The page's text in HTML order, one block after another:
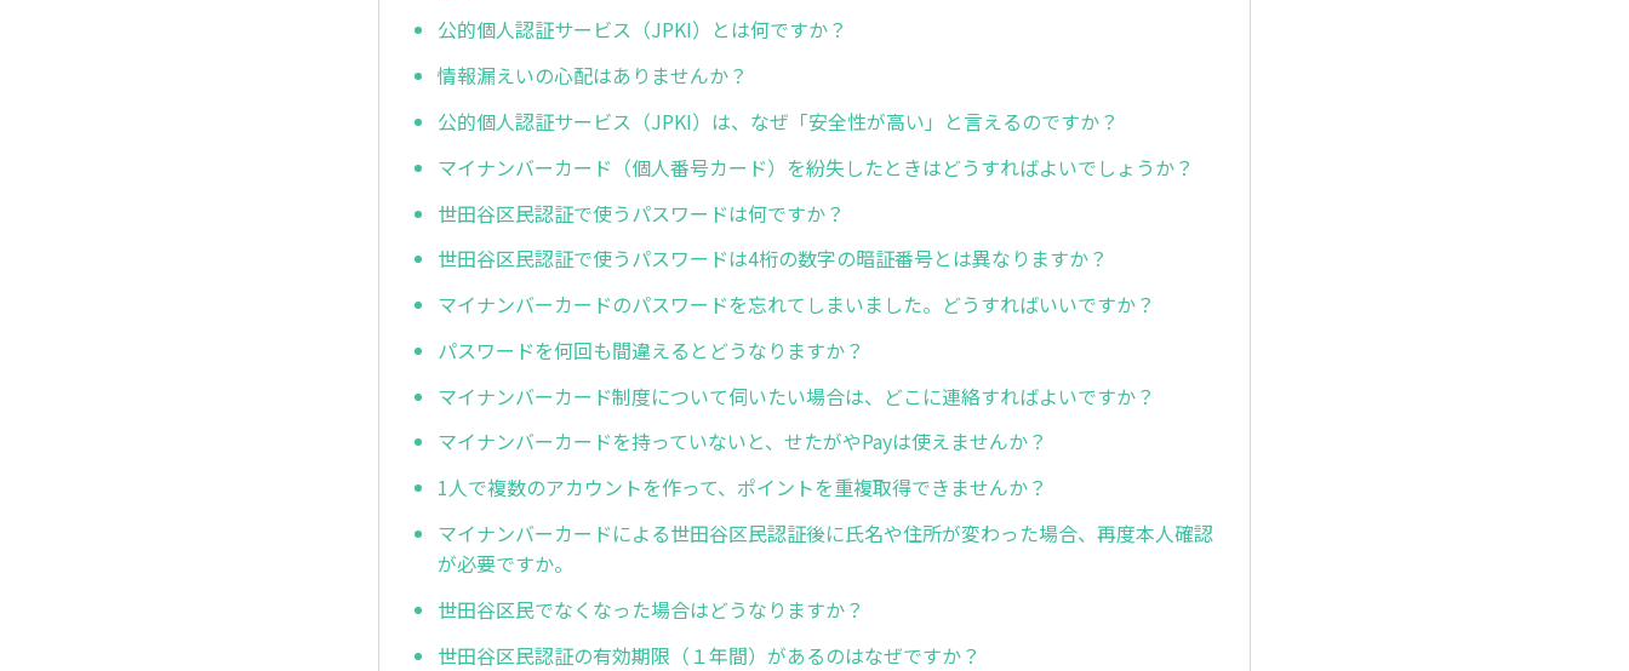
公的個人認証サービス（JPKI）とは何ですか？
情報漏えいの心配はありませんか？
公的個人認証サービス（JPKI）は、なぜ「安全性が高い」と言えるのですか？
マイナンバーカード（個人番号カード）を紛失したときはどうすればよいでしょうか？
世田谷区民認証で使うパスワードは何ですか？
世田谷区民認証で使うパスワードは4桁の数字の暗証番号とは異なりますか？
マイナンバーカードのパスワードを忘れてしまいました。どうすればいいですか？
パスワードを何回も間違えるとどうなりますか？
マイナンバーカード制度について伺いたい場合は、どこに連絡すればよいですか？
マイナンバーカードを持っていないと、せたがやPayは使えませんか？
1人で複数のアカウントを作って、ポイントを重複取得できませんか？
マイナンバーカードによる世田谷区民認証後に氏名や住所が変わった場合、再度本人確認
が必要ですか。
世田谷区民でなくなった場合はどうなりますか？
世田谷区民認証の有効期限（１年間）があるのはなぜですか？